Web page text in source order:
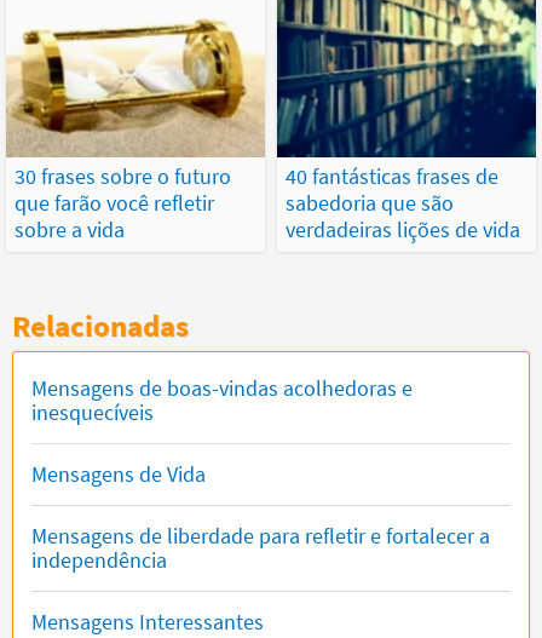
30 frases sobre o futuro
que farão você refletir
sobre a vida
40 fantásticas frases de
sabedoria que são
verdadeiras lições de vida
Relacionadas
Mensagens de boas-vindas acolhedoras e
inesquecíveis
Mensagens de Vida
Mensagens de liberdade para refletir e fortalecer a
independência
Mensagens Interessantes